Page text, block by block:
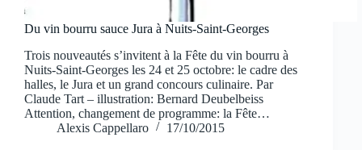
Du vin bourru sauce Jura à Nuits-Saint-Georges
Trois nouveautés s’invitent à la Fête du vin bourru à
Nuits-Saint-Georges les 24 et 25 octobre: le cadre des
halles, le Jura et un grand concours culinaire. Par
Claude Tart – illustration: Bernard Deubelbeiss
Attention, changement de programme: la Fête…
Alexis Cappellaro
17/10/2015